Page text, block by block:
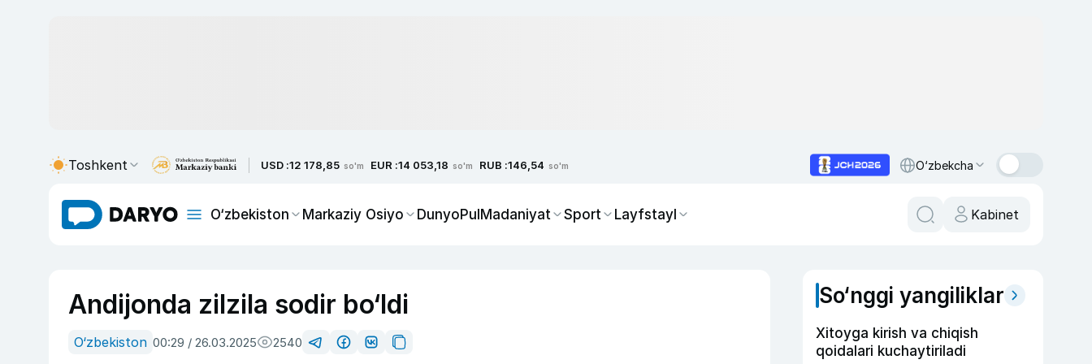
Toshkent USD :12 178,85 so'm EUR :14 053,18 so'm RUB :146,54 so'm O‘zbekcha
O‘zbekiston Markaziy Osiyo DunyoPulMadaniyat Sport Layfstayl Kabinet
Andijonda zilzila sodir bo‘ldi
O‘zbekiston 00:29 / 26.03.2025 2540
So‘nggi yangiliklar
Xitoyga kirish va chiqish
qoidalari kuchaytiriladi